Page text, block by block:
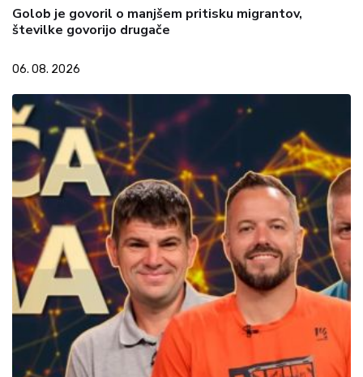
Golob je govoril o manjšem pritisku migrantov,
številke govorijo drugače
06. 08. 2026